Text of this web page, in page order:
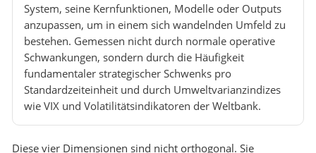
System, seine Kernfunktionen, Modelle oder Outputs
anzupassen, um in einem sich wandelnden Umfeld zu
bestehen. Gemessen nicht durch normale operative
Schwankungen, sondern durch die Häufigkeit
fundamentaler strategischer Schwenks pro
Standardzeiteinheit und durch Umweltvarianzindizes
wie VIX und Volatilitätsindikatoren der Weltbank.
Diese vier Dimensionen sind nicht orthogonal. Sie